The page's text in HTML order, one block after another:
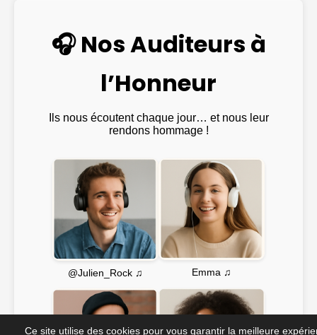
🎧 Nos Auditeurs à
l’Honneur
Ils nous écoutent chaque jour… et nous leur
rendons hommage !
@Julien_Rock ♫ Emma ♫
Ce site utilise des cookies pour vous garantir la meilleure